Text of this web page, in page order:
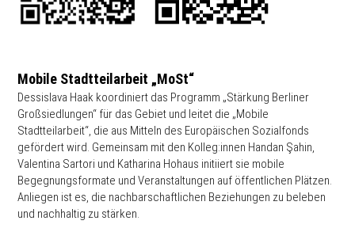
Mobile Stadtteilarbeit „MoSt“
Dessislava Haak koordiniert das Programm „Stärkung Berliner
Großsiedlungen“ für das Gebiet und leitet die „Mobile
Stadtteilarbeit“, die aus Mitteln des Europäischen Sozialfonds
gefördert wird. Gemeinsam mit den Kolleg:innen Handan Şahin,
Valentina Sartori und Katharina Hohaus initiiert sie mobile
Begegnungsformate und Veranstaltungen auf öffentlichen Plätzen.
Anliegen ist es, die nachbarschaftlichen Beziehungen zu beleben
und nachhaltig zu stärken.